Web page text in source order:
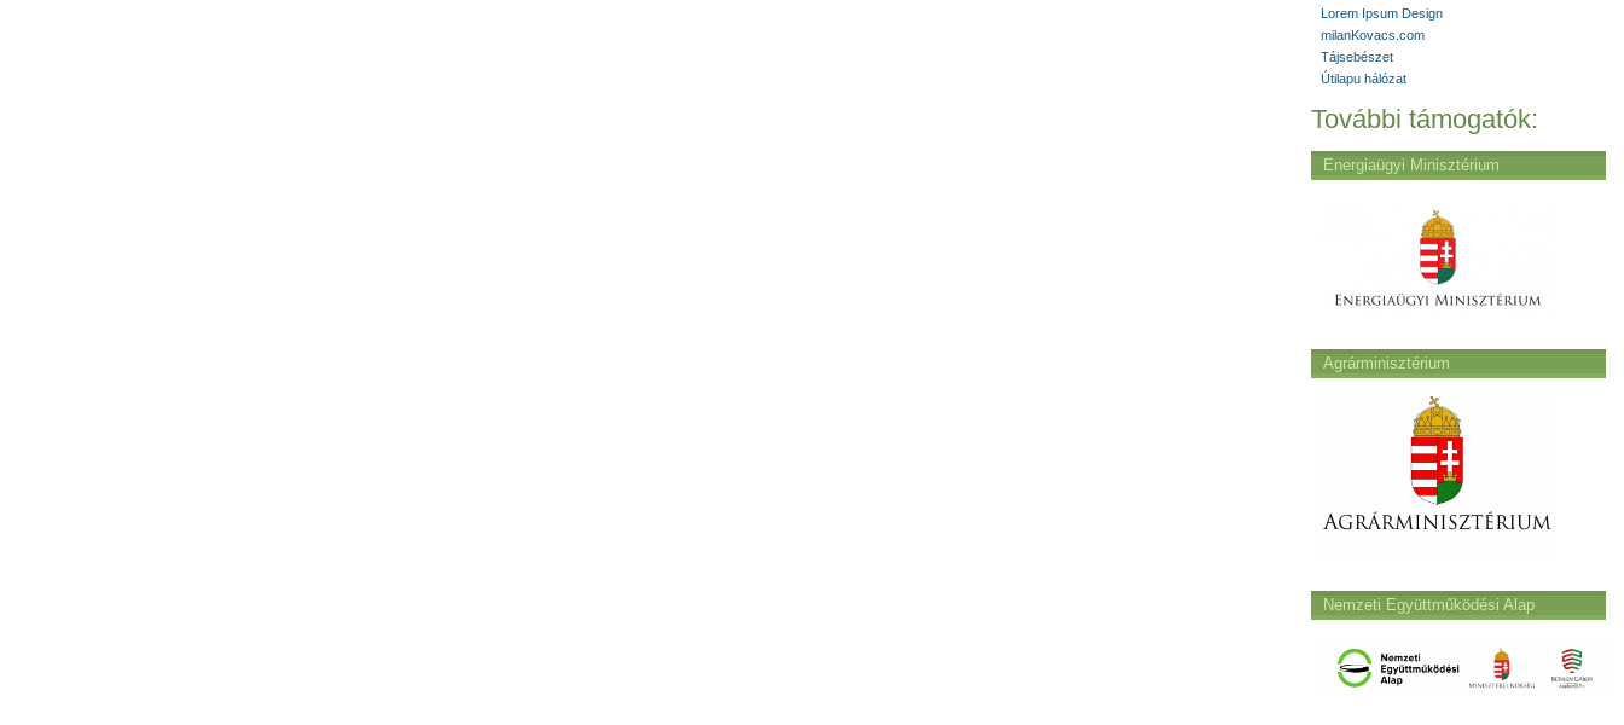
Lorem Ipsum Design
milanKovacs.com
Tájsebészet
Útilapu hálózat
További támogatók:
Energiaügyi Minisztérium
Agrárminisztérium
Nemzeti Együttműködési Alap